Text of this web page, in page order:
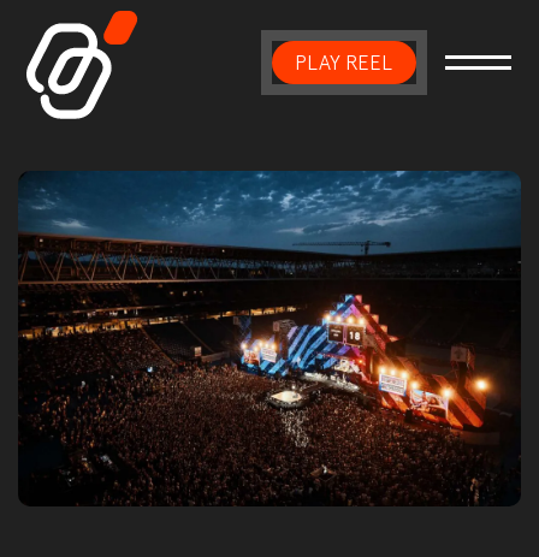
Main NavigationPLAY REEL